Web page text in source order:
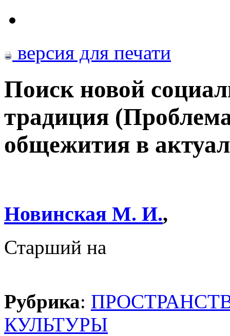
версия для печати
Поиск новой
традиция
общежития в
Новинская М. И.,
Старший на
Рубрика:
КУЛЬТУРЫ